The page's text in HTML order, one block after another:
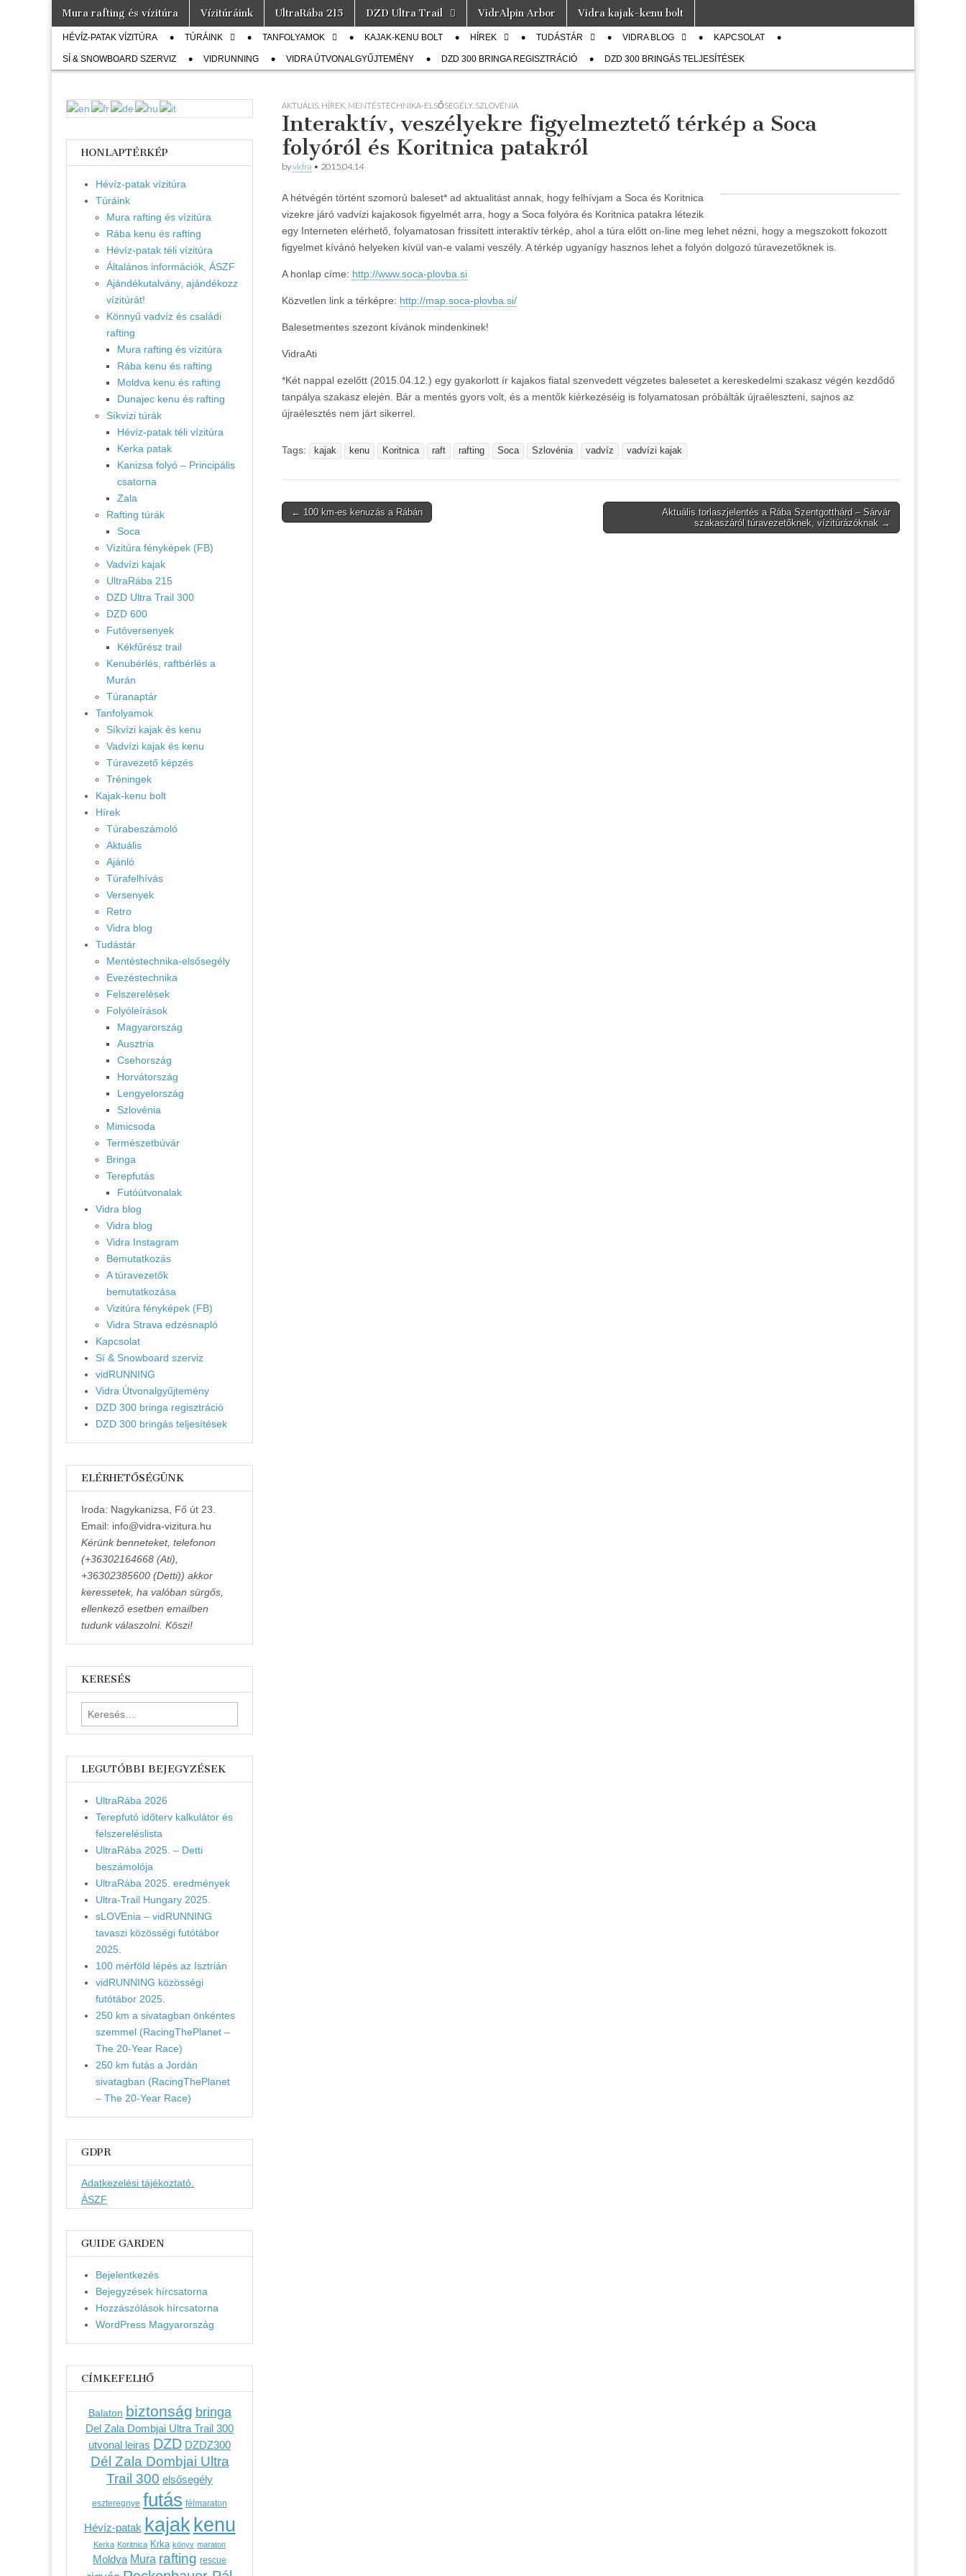
Vidra
Vízitúra
… vízitúra
szervezés,
vadvíz,
kajakoktatás,
kajak-kenu
vidraságok…
Main
menu
Skip
content
Mura rafting és vízitúra Vízitúráink UltraRába 215 DZD Ultra Trail VidrAlpin Arbor Vidra kajak-kenu bolt
Sub
menu
HÉVÍZ-PATAK VÍZITÚRA TÚRÁINK TANFOLYAMOK KAJAK-KENU BOLT HÍREK TUDÁSTÁR VIDRA BLOG KAPCSOLAT
SÍ & SNOWBOARD SZERVIZ VIDRUNNING VIDRA ÚTVONALGYŰJTEMÉNY DZD 300 BRINGA REGISZTRÁCIÓ DZD 300 BRINGÁS TELJESÍTÉSEK
AKTUÁLIS HÍREK MENTÉSTECHNIKA-ELSŐSEGÉLY, SZLOVÉNIA
Interaktív, veszélyekre figyelmeztető térkép a Soca
folyóról és Koritnica patakról
byvidra • 2015.04.14
A hétvégén történt szomorú baleset* ad aktualitást annak, hogy felhívjam a Soca és Koritnica
vizekre járó vadvízi kajakosok figyelmét arra, hogy a Soca folyóra és Koritnica patakra létezik
egy Interneten elérhető, folyamatosan frissített interaktív térkép, ahol a túra előtt on-line meg lehet nézni, hogy a megszokott fokozott
figyelmet kívánó helyeken kívül van-e valami veszély. A térkép ugyanígy hasznos lehet a folyón dolgozó túravezetőknek is.
A honlap címe: http://www.soca-plovba.si
Közvetlen link a térképre: http://map.soca-plovba.si/
Balesetmentes szezont kívánok mindenkinek!
VidraAti
*Két nappal ezelőtt (2015.04.12.) egy gyakorlott ír kajakos fiatal szenvedett végzetes balesetet a kereskedelmi szakasz végén kezdődő
tanpálya szakasz elején. Bár a mentés gyors volt, és a mentők kiérkezéséig is folyamatosan próbálták újraéleszteni, sajnos az
újraélesztés nem járt sikerrel.
Tags: kajak kenu Koritnica raft rafting Soca Szlovénia vadvíz vadvízi kajak
Post
← 100 km-es kenuzás a Rábán
Aktuális torlaszjelentés a Rába Szentgotthárd – Sárvár
szakaszáról túravezetőknek, vízitúrázóknak →
HONLAPTÉRKÉP
Hévíz-patak vízitúra
Túráink
Mura rafting és vízitúra
Rába kenu és rafting
Hévíz-patak téli vízitúra
Általános információk, ÁSZF
Ajándékutalvány, ajándékozz
vízitúrát!
Könnyű vadvíz és családi
rafting
Mura rafting és vízitúra
Rába kenu és rafting
Moldva kenu és rafting
Dunajec kenu és rafting
Síkvízi túrák
Hévíz-patak téli vízitúra
Kerka patak
Kanizsa folyó – Principális
csatorna
Zala
Rafting túrák
Soca
Vízitúra fényképek (FB)
Vadvízi kajak
UltraRába 215
DZD Ultra Trail 300
DZD 600
Futóversenyek
Kékfűrész trail
Kenubérlés, raftbérlés a
Murán
Túranaptár
Tanfolyamok
Síkvízi kajak és kenu
Vadvízi kajak és kenu
Túravezető képzés
Tréningek
Kajak-kenu bolt
Hírek
Túrabeszámoló
Aktuális
Ajánló
Túrafelhívás
Versenyek
Retro
Vidra blog
Tudástár
Mentéstechnika-elsősegély
Evezéstechnika
Felszerelések
Folyóleírások
Magyarország
Ausztria
Csehország
Horvátország
Lengyelország
Szlovénia
Mimicsoda
Természetbúvár
Bringa
Terepfutás
Futóútvonalak
Vidra blog
Vidra blog
Vidra Instagram
Bemutatkozás
A túravezetők
bemutatkozása
Vizitúra fényképek (FB)
Vidra Strava edzésnapló
Kapcsolat
Sí & Snowboard szerviz
vidRUNNING
Vidra Útvonalgyűjtemény
DZD 300 bringa regisztráció
DZD 300 bringás teljesítések
ELÉRHETŐSÉGÜNK
Iroda: Nagykanizsa, Fő út 23.
Email: info@vidra-vizitura.hu
Kérünk benneteket, telefonon
(+36302164668 (Ati),
+36302385600 (Detti)) akkor
keressetek, ha valóban sürgős,
ellenkező esetben emailben
tudunk válaszolni. Köszi!
KERESÉS
Keresés:
LEGUTÓBBI BEJEGYZÉSEK
UltraRába 2026
Terepfutó időterv kalkulátor és
felszereléslista
UltraRába 2025. – Detti
beszámolója
UltraRába 2025. eredmények
Ultra-Trail Hungary 2025.
sLOVEnia – vidRUNNING
tavaszi közösségi futótábor
2025.
100 mérföld lépés az Isztrián
vidRUNNING közösségi
futótábor 2025.
250 km a sivatagban önkéntes
szemmel (RacingThePlanet –
The 20-Year Race)
250 km futás a Jordán
sivatagban (RacingThePlanet
– The 20-Year Race)
GDPR
Adatkezelési tájékoztató.
ÁSZF
GUIDE GARDEN
Bejelentkezés
Bejegyzések hírcsatorna
Hozzászólások hírcsatorna
WordPress Magyarország
CÍMKEFELHŐ
Balaton biztonság bringa
Del Zala Dombjai Ultra Trail 300
utvonal leiras DZD DZDZ300
Dél Zala Dombjai Ultra
Trail 300 elsősegély
eszteregnye futás félmaraton
Hévíz-patak kajak kenu
Kerka Koritnica Krka könyv maraton
Moldva Mura rafting rescue